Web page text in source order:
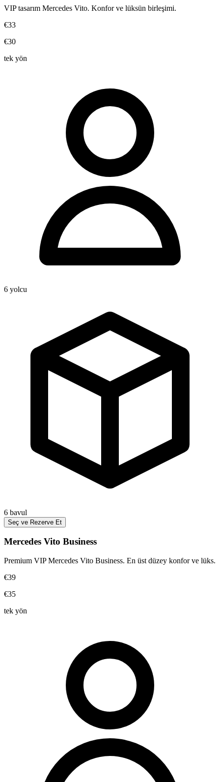
VIP tasarım Mercedes Vito. Konfor ve lüksün birleşimi.
€33
€30
tek yön
6 yolcu
6 bavul
Seç ve Rezerve Et
Mercedes Vito Business
Premium VIP Mercedes Vito Business. En üst düzey konfor ve lüks.
€39
€35
tek yön